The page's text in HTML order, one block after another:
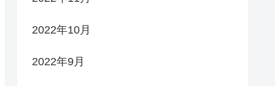
2022年10月
2022年9月